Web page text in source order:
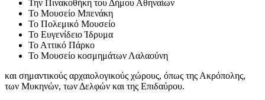
Την Πινακοθήκη του Δήμου Αθηναίων
Το Μουσείο Μπενάκη
Το Πολεμικό Μουσείο
Το Ευγενίδειο Ίδρυμα
Το Αττικό Πάρκο
Το Μουσείο κοσμημάτων Λαλαούνη
και σημαντικούς αρχαιολογικούς χώρους, όπως της Ακρόπολης,
των Μυκηνών, των Δελφών και της Επιδαύρου.